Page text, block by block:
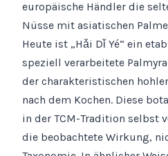
europäische Händler die
Nüsse mit asiatischen
Heute ist „Hǎi Dǐ Yé“ ein
speziell verarbeitete
der charakteristischen
nach dem Kochen. Diese
in der TCM-Tradition selbst
die beobachtete Wirkung,